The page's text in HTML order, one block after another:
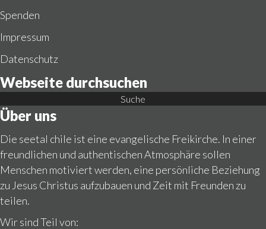
Spenden
Impressum
Datenschutz
Webseite durchsuchen
Suche
Über uns
Die seetal chile ist eine evangelische Freikirche. In einer
freundlichen und authentischen Atmosphäre sollen
Menschen motiviert werden, eine persönliche Beziehung
zu Jesus Christus aufzubauen und Zeit mit Freunden zu
teilen.
Wir sind Teil von: